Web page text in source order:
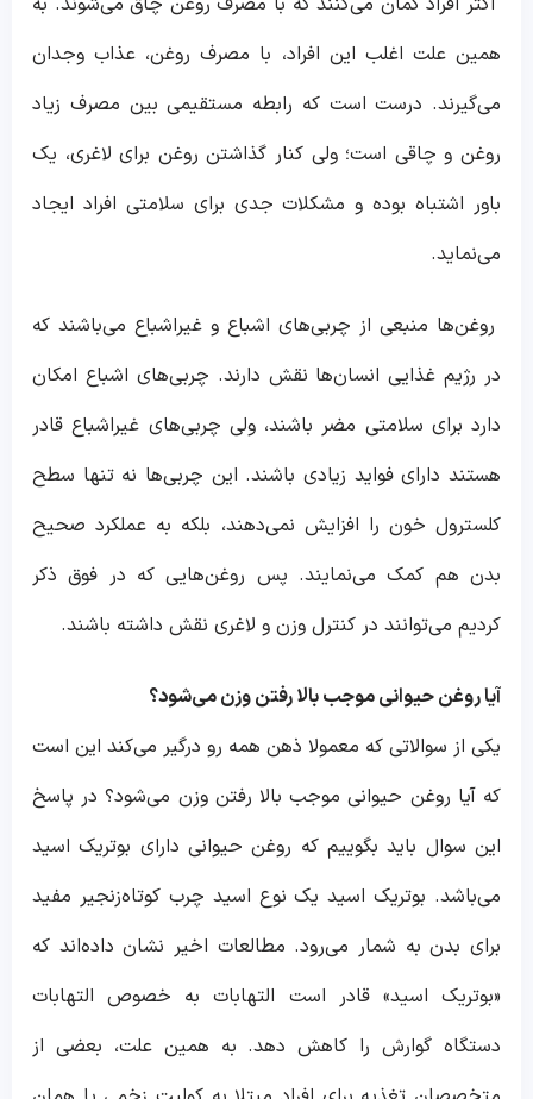
همین علت اغلب این افراد، با مصرف روغن، عذاب وجدان
می‌گیرند. درست است که رابطه مستقیمی بین مصرف زیاد
روغن و چاقی است؛ ولی کنار گذاشتن روغن برای لاغری، یک
باور اشتباه بوده و مشکلات جدی برای سلامتی افراد ایجاد
می‌نماید.
روغن‌ها منبعی از چربی‌های اشباع و غیراشباع می‌باشند که
در رژیم غذایی انسان‌ها نقش دارند. چربی‌های اشباع امکان
دارد برای سلامتی مضر باشند، ولی چربی‌های غیراشباع قادر
هستند دارای فواید زیادی باشند. این چربی‌ها نه تنها سطح
کلسترول خون را افزایش نمی‌دهند، بلکه به عملکرد صحیح
بدن هم کمک می‌نمایند. پس روغن‌هایی که در فوق ذکر
کردیم می‌توانند در کنترل وزن و لاغری نقش داشته باشند.
آیا روغن حیوانی موجب بالا رفتن وزن می‌شود؟
یکی از سوالاتی که معمولا ذهن همه رو درگیر می‌کند این است
که آیا روغن حیوانی موجب بالا رفتن وزن می‌شود؟ در پاسخ
این سوال باید بگوییم که روغن حیوانی دارای بوتریک اسید
می‌باشد. بوتریک اسید یک نوع اسید چرب کوتاه‌زنجیر مفید
برای بدن به شمار می‌رود. مطالعات اخیر نشان داده‌اند که
«بوتریک اسید» قادر است التهابات به خصوص التهابات
دستگاه گوارش را کاهش دهد. به همین‌ علت، بعضی از